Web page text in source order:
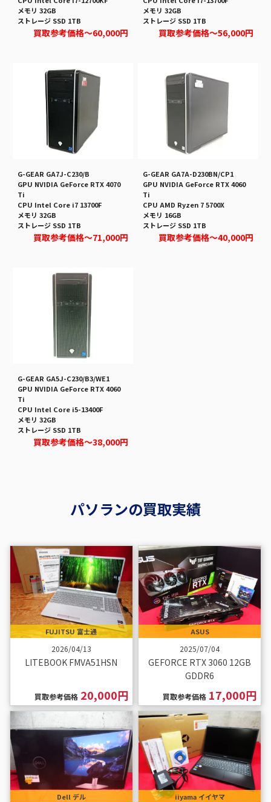
メモリ 32GB
ストレージ SSD 1TB
買取参考価格～60,000円
メモリ 32GB
ストレージ SSD 1TB
買取参考価格～56,000円
G-GEAR GA7J-C230/B
GPU NVIDIA GeForce RTX 4070
Ti
CPU Intel Core i7 13700F
メモリ 32GB
ストレージ SSD 1TB
買取参考価格～71,000円
G-GEAR GA7A-D230BN/CP1
GPU NVIDIA GeForce RTX 4060
Ti
CPU AMD Ryzen 7 5700X
メモリ 16GB
ストレージ SSD 1TB
買取参考価格～40,000円
G-GEAR GA5J-C230/B3/WE1
GPU NVIDIA GeForce RTX 4060
Ti
CPU Intel Core i5-13400F
メモリ 32GB
ストレージ SSD 1TB
買取参考価格～38,000円
パソランの買取実績
FUJITSU 富士通
2026/04/13
LITEBOOK FMVA51HSN
買取参考価格20,000円
ASUS
2025/07/04
GEFORCE RTX 3060 12GB
GDDR6
買取参考価格17,000円
Dell デル iiyama イイヤマ